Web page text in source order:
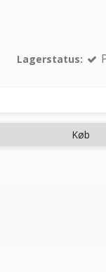
Lagerstatus:
Køb